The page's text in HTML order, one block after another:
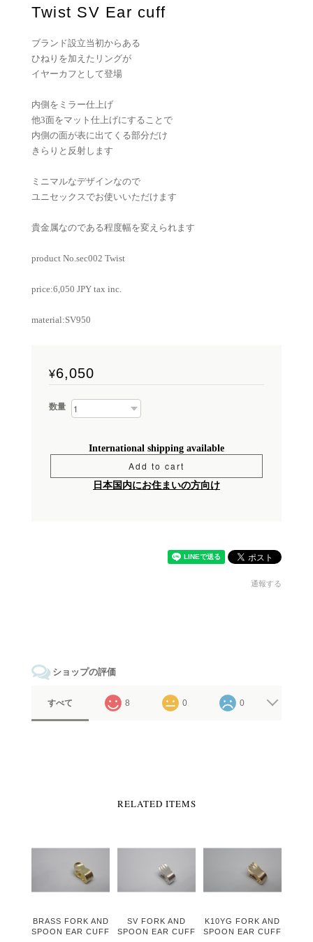
Twist SV Ear cuff
ブランド設立当初からある
ひねりを加えたリングが
イヤーカフとして登場
内側をミラー仕上げ
他3面をマット仕上げにすることで
内側の面が表に出てくる部分だけ
きらりと反射します
ミニマルなデザインなので
ユニセックスでお使いいただけます
貴金属なのである程度幅を変えられます
product No.sec002 Twist
price:6,050 JPY tax inc.
material:SV950
¥6,050
数量
International shipping available
Add to cart
日本国内にお住まいの方向け
通報する
ショップの評価
すべて 8 0 0
RELATED ITEMS
BRASS FORK AND
SPOON EAR CUFF
SV FORK AND
SPOON EAR CUFF
K10YG FORK AND
SPOON EAR CUFF